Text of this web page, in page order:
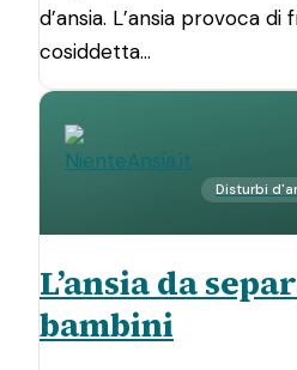
d’ansia. L’ansia provoca
cosiddetta…
Disturbi
L’ansia da
bambini